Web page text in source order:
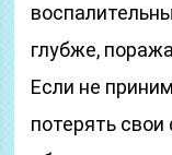
глубже,
Если не
потерять